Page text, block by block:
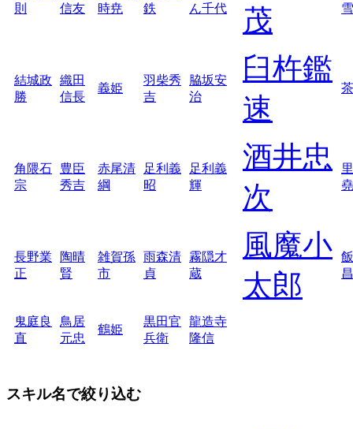
則
信友
時尭
鉄
ん千代
茂
雪
結城政
勝
織田
信長
義姫
羽柴秀
吉
脇坂安
治
臼杵鑑
速
角隈石
宗
豊臣
秀吉
赤尾清
綱
足利義
昭
足利義
輝
酒井忠
次
堯
長野業
正
陶晴
賢
雑賀孫
市
雨森清
貞
霧隠才
蔵
風魔小
太郎
昌
鬼庭良
直
鳥居
元忠
鶴姫
黒田官
兵衛
龍造寺
隆信
スキル名で絞り込む